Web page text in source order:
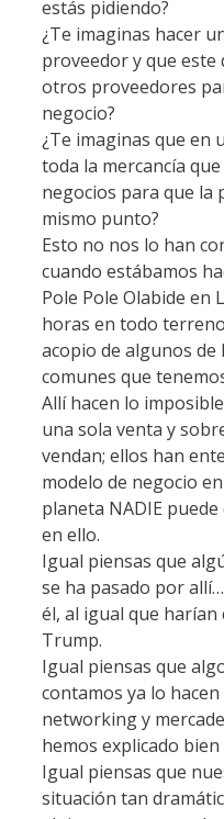
estás pidiendo?
¿Te imaginas hacer
proveedor y que
otros proveedores
negocio?
¿Te imaginas que en
toda la mercancía
negocios para que la
mismo punto?
Esto no nos lo han
cuando estábamos
Pole Pole Olabide en
horas en todo
acopio de algunos
comunes que
Allí hacen lo
una sola venta y
vendan; ellos han
modelo de negocio
planeta NADIE
en ello.
Igual piensas que
se ha pasado por
él, al igual que
Trump.
Igual piensas que
contamos ya lo
networking y
hemos explicado
Igual piensas que
situación tan